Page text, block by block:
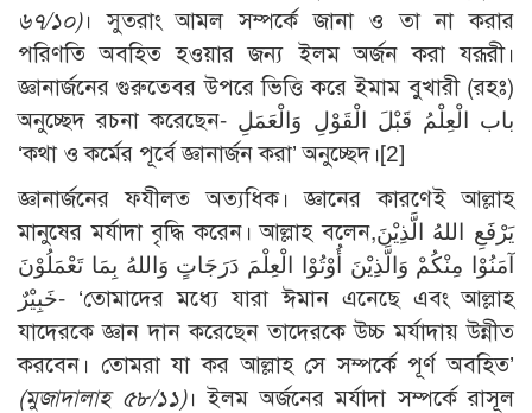
৬৭/১০)। সুতরাং আমল সম্পর্কে জানা ও তা না করার
পরিণতি অবহিত হওয়ার জন্য ইলম অর্জন করা যরূরী।
জ্ঞানার্জনের গুরুতেবর উপরে ভিত্তি করে ইমাম বুখারী (রহঃ)
অনুচ্ছেদ রচনা করেছেন- باب الْعِلْمُ قَبْلَ الْقَوْلِ وَالْعَمَلِ
‘কথা ও কর্মের পূর্বে জ্ঞানার্জন করা’ অনুচ্ছেদ।[2]
জ্ঞানার্জনের ফযীলত অত্যধিক। জ্ঞানের কারণেই আল্লাহ
মানুষের মর্যাদা বৃদ্ধি করেন। আল্লাহ বলেন,يَرْفَعِ اللهُ الَّذِيْنَ
آمَنُوْا مِنْكُمْ وَالَّذِيْنَ أُوْتُوْا الْعِلْمَ دَرَجَاتٍ وَاللهُ بِمَا تَعْمَلُوْنَ
خَبِيْرٌ- ‘তোমাদের মধ্যে যারা ঈমান এনেছে এবং আল্লাহ
যাদেরকে জ্ঞান দান করেছেন তাদেরকে উচ্চ মর্যাদায় উন্নীত
করবেন। তোমরা যা কর আল্লাহ সে সম্পর্কে পূর্ণ অবহিত’
(মুজাদালাহ ৫৮/১১)। ইলম অর্জনের মর্যাদা সম্পর্কে রাসূল